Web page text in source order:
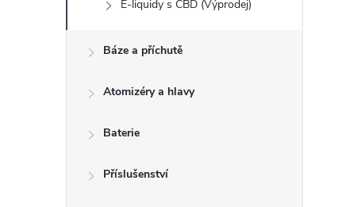
E-liquidy s CBD (Výprodej)
Báze a příchutě
Atomizéry a hlavy
Baterie
Příslušenství